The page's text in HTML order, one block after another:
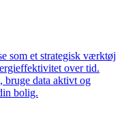
som et strategisk værktøj
over tid.
data aktivt og
bolig.